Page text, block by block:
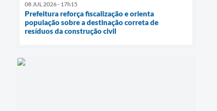
08 JUL 2026 - 17h15
Prefeitura reforça fiscalização e orienta
população sobre a destinação correta de
resíduos da construção civil